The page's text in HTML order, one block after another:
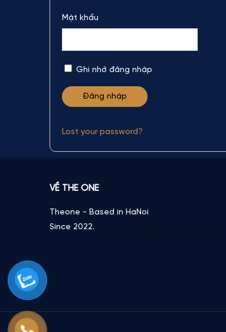
Mật khẩu
Ghi nhớ đăng nhập
Lost your password?
VỀ THE ONE
Theone - Based in HaNoi
Since 2022.